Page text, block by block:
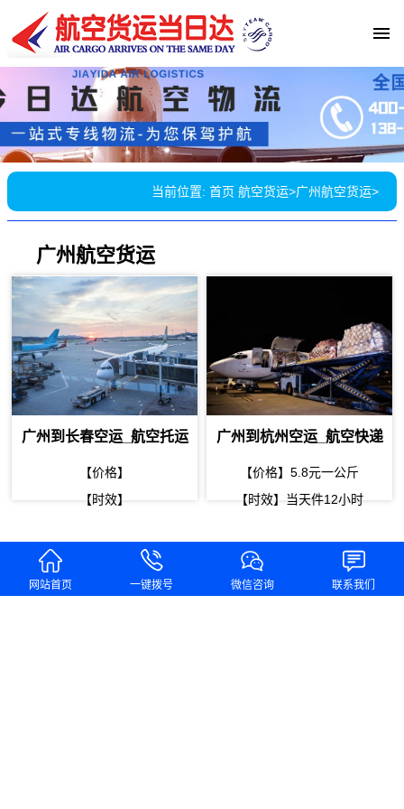
当前位置: 首页 航空货运>广州航空货运>
广州航空货运
广州到长春空运_航空托运
【价格】
【时效】
广州到杭州空运_航空快递
【价格】5.8元一公斤
【时效】当天件12小时
网站首页 一键拨号 微信咨询 联系我们